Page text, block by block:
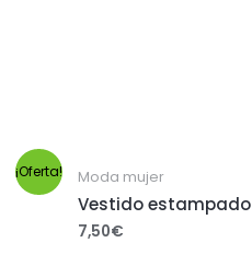
¡Oferta! Moda mujer
Vestido estampado
7,50€